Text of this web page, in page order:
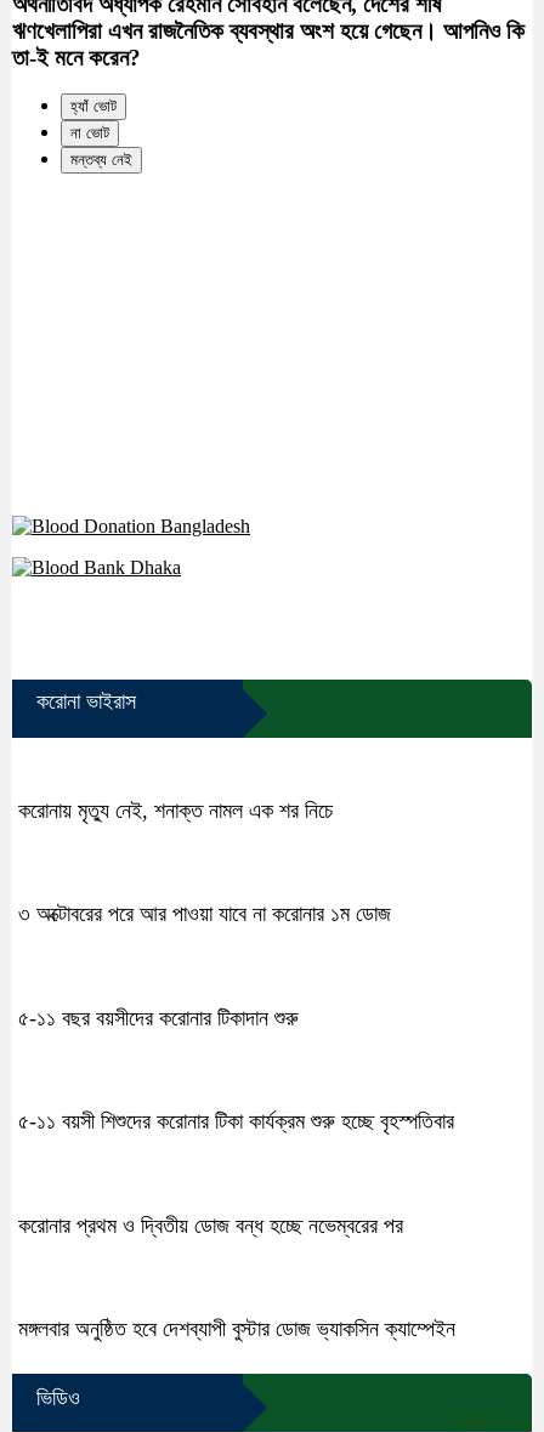
ঋণখেলাপিরা এখন রাজনৈতিক ব্যবস্থার অংশ হয়ে গেছেন। আপনিও কি
তা-ই মনে করেন?
হ্যাঁ ভোট
না ভোট
মন্তব্য নেই
করোনা ভাইরাস
করোনায় মৃত্যু নেই, শনাক্ত নামল এক শর নিচে
৩ অক্টোবরের পরে আর পাওয়া যাবে না করোনার ১ম ডোজ
৫-১১ বছর বয়সীদের করোনার টিকাদান শুরু
৫-১১ বয়সী শিশুদের করোনার টিকা কার্যক্রম শুরু হচ্ছে বৃহস্পতিবার
করোনার প্রথম ও দ্বিতীয় ডোজ বন্ধ হচ্ছে নভেম্বরের পর
মঙ্গলবার অনুষ্ঠিত হবে দেশব্যাপী বুস্টার ডোজ ভ্যাকসিন ক্যাম্পেইন
আরো পড়ুন...
ভিডিও